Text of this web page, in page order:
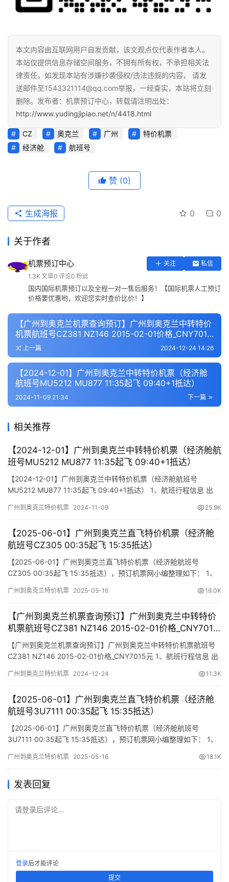
本文内容由互联网用户自发贡献，该文观点仅代表作者本人。
本站仅提供信息存储空间服务，不拥有所有权，不承担相关法
律责任。如发现本站有涉嫌抄袭侵权/违法违规的内容， 请发
送邮件至1543321114@qq.com举报，一经查实，本站将立刻
删除。发布者：机票预订中心，转载请注明出处：
http://www.yudingjipiao.net/n/4418.html
CZ 奥克兰 广州
特价机票
经济舱
航班号
赞 (0)
0 0
生成海报
关于作者
机票预订中心 关注
私信
1.3K 文章0 评论0 粉丝
国内国际机票预订以及全程一对一售后服务！【国际机票人工预订
价格要优惠哟，欢迎您实时查价比价！】
【广州到奥克兰机票查询预订】广州到奥克兰中转特价
机票航班号CZ381 NZ146 2015-02-01价格_CNY7015
元 上一篇 2024-12-24 14:26
【2024-12-01】广州到奥克兰中转特价机票（经济舱
航班号MU5212 MU877 11:35起飞 09:40+1抵达）
下一篇
2024-11-09 21:34
相关推荐
【2024-12-01】广州到奥克兰中转特价机票（经济舱航
班号MU5212 MU877 11:35起飞 09:40+1抵达）
【2024-12-01】广州到奥克兰中转特价机票（经济舱航班号
MU5212 MU877 11:35起飞 09:40+1抵达） 1、航班行程信息 出
(Departure/Arrival) (Flight) (class) (Departure Time) (Arrival
广州到奥克兰特价机票 2024-11-09 25.9K
【2025-06-01】广州到奥克兰直飞特价机票（经济舱
航班号CZ305 00:35起飞 15:35抵达）
【2025-06-01】广州到奥克兰直飞特价机票（经济舱航班号
CZ305 00:35起飞 15:35抵达），预订机票网小编整理如下： 1、
(Terminal) (Departure/Arrival) (Flight) (class) (Departure Time)
广州到奥克兰特价机票 2025-05-16 19.0K
【广州到奥克兰机票查询预订】广州到奥克兰中转特价
机票航班号CZ381 NZ146 2015-02-01价格_CNY7015
元
【广州到奥克兰机票查询预订】广州到奥克兰中转特价机票航班号
CZ381 NZ146 2015-02-01价格_CNY7015元 1、航班行程信息 出
(Departure/Arrival) (Flight) (class) (Departure Time) (Arrival
广州到奥克兰特价机票 2024-12-24 11.3K
【2025-06-01】广州到奥克兰直飞特价机票（经济舱
航班号3U7111 00:35起飞 15:35抵达）
【2025-06-01】广州到奥克兰直飞特价机票（经济舱航班号
3U7111 00:35起飞 15:35抵达），预订机票网小编整理如下： 1、
(Terminal) (Departure/Arrival) (Flight) (class) (Departure Time)
广州到奥克兰特价机票 2025-05-16 18.1K
发表回复
请登录后评论...
登录后才能评论
提交